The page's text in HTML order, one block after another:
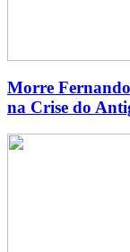
Morre
na Crise do